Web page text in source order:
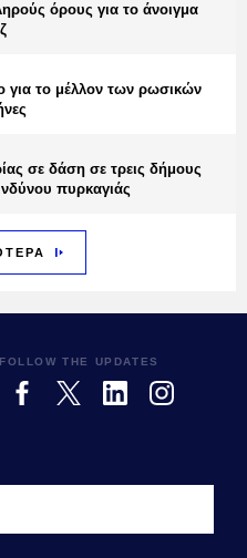
όρους για το άνοιγμα
για το μέλλον των ρωσικών
σε δάση σε τρεις δήμους
πυρκαγιάς
FOLLOW THE UPDATES